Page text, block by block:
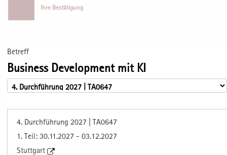
Ihre Bestätigung
Betreff
Business Development mit KI
4. Durchführung 2027 | TA0647
1. Teil: 30.11.2027 - 03.12.2027
Stuttgart